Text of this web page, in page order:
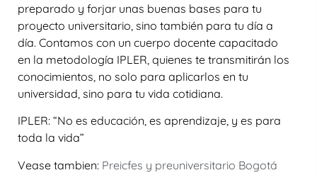
preparado y forjar unas buenas bases para tu
proyecto universitario, sino también para tu día a
día. Contamos con un cuerpo docente capacitado
en la metodología IPLER, quienes te transmitirán los
conocimientos, no solo para aplicarlos en tu
universidad, sino para tu vida cotidiana.
IPLER: “No es educación, es aprendizaje, y es para
toda la vida”
Vease tambien: Preicfes y preuniversitario Bogotá